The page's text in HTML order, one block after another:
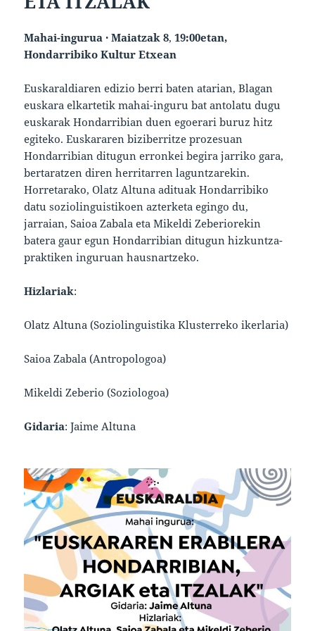
Mahai-ingurua · Maiatzak 8, 19:00etan,
Hondarribiko Kultur Etxean
Euskaraldiaren edizio berri baten atarian, Blagan
euskara elkartetik mahai-inguru bat antolatu dugu
euskarak Hondarribian duen egoerari buruz hitz
egiteko. Euskararen biziberritze prozesuan
Hondarribian ditugun erronkei begira jarriko gara,
bertaratzen diren herritarren laguntzarekin.
Horretarako, Olatz Altuna adituak Hondarribiko
datu soziolinguistikoen azterketa egingo du,
jarraian, Saioa Zabala eta Mikeldi Zeberiorekin
batera gaur egun Hondarribian ditugun hizkuntza-
praktiken inguruan hausnartzeko.
Hizlariak:
Olatz Altuna (Soziolinguistika Klusterreko ikerlaria)
Saioa Zabala (Antropologoa)
Mikeldi Zeberio (Soziologoa)
Gidaria: Jaime Altuna